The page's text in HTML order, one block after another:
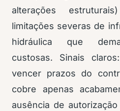
alterações
limitações severas de
hidráulica que
custosas. Sinais
vencer prazos do
cobre apenas
ausência de